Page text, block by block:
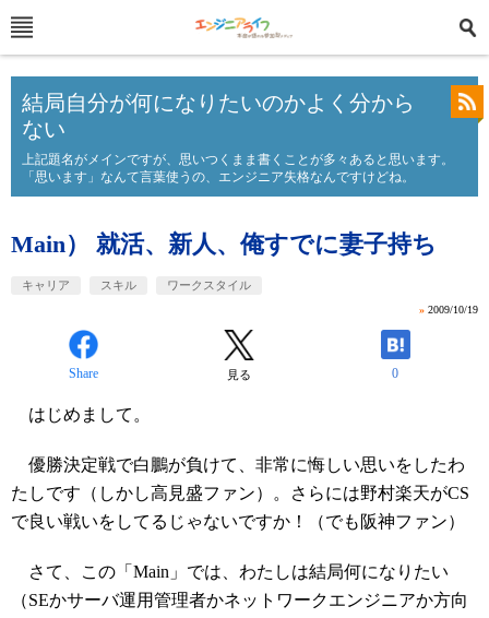
結局自分が何になりたいのかよく分から
ない
上記題名がメインですが、思いつくまま書くことが多々あると思います。
「思います」なんて言葉使うの、エンジニア失格なんですけどね。
Main） 就活、新人、俺すでに妻子持ち
キャリア スキル ワークスタイル
» 2009/10/19
Share 見る 0
はじめまして。
優勝決定戦で白鵬が負けて、非常に悔しい思いをしたわ
たしです（しかし高見盛ファン）。さらには野村楽天がCS
で良い戦いをしてるじゃないですか！（でも阪神ファン）
さて、この「Main」では、わたしは結局何になりたい
（SEかサーバ運用管理者かネットワークエンジニアか方向